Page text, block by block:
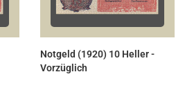
Notgeld (1920) 10 Heller -
Vorzüglich